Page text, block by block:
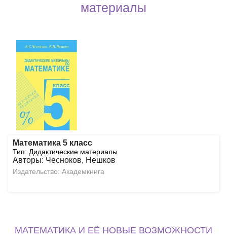
материалы
Математика 5 класс
Тип: Дидактические материалы
Авторы: Чесноков, Нешков
Издательство: Академкнига
МАТЕМАТИКА И ЕЁ НОВЫЕ ВОЗМОЖНОСТИ